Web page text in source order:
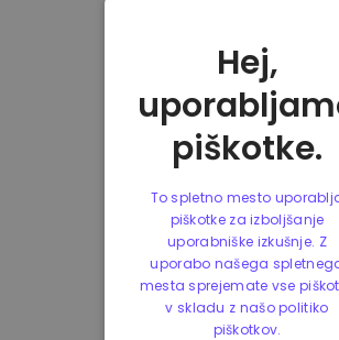
Hej,
piškotke.
To spletno mesto
piškotke za izboljšanje
uporabniške izkušnje. Z
uporabo našega
mesta sprejemate vse
v skladu z našo politiko
piškotkov.